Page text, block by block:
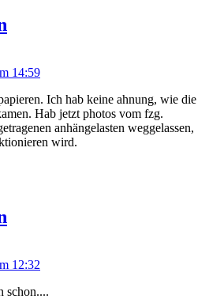
14:59
Ich hab keine ahnung, wie die
Hab jetzt photos vom fzg.
anhängelasten weggelassen,
wird.
12:32
schon....